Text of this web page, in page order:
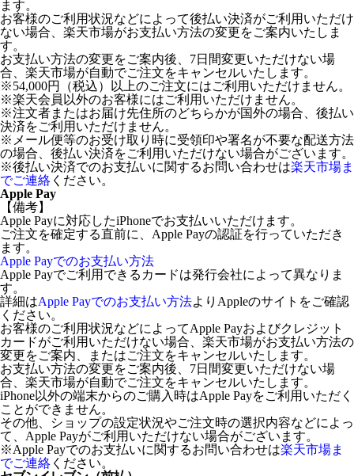
ます。
お客様のご利用状況などによって後払い決済がご利用いただけ
ない場合、楽天市場がお支払い方法の変更をご案内いたしま
す。
お支払い方法の変更をご案内後、7日間変更いただけない場
合、楽天市場が自動でご注文をキャンセルいたします。
※54,000円（税込）以上のご注文にはご利用いただけません。
※楽天会員以外のお客様にはご利用いただけません。
※注文者またはお届け先住所のどちらかが国外の場合、後払い
決済をご利用いただけません。
※メール便等のお受け取り時に受領印や署名が不要な配送方法
の場合、後払い決済をご利用いただけない場合がございます。
※後払い決済でのお支払いに関するお問い合わせは楽天市場ま
でご連絡 ください。
Apple Pay
【備考】
Apple Payに対応したiPhoneでお支払いいただけます。
ご注文を確定する直前に、Apple Payの認証を行っていただき
ます。
Apple Payでのお支払い方法
Apple Payでご利用できるカードは発行会社によって異なりま
す。
詳細はApple Payでのお支払い方法よりAppleのサイトをご確認
ください。
お客様のご利用状況などによってApple Payおよびクレジット
カードがご利用いただけない場合、楽天市場がお支払い方法の
変更をご案内、またはご注文をキャンセルいたします。
お支払い方法の変更をご案内後、7日間変更いただけない場
合、楽天市場が自動でご注文をキャンセルいたします。
iPhone以外の端末からのご購入時はApple Payをご利用いただく
ことができません。
その他、ショップの設定状況やご注文時の選択内容などによっ
て、Apple Payがご利用いただけない場合がございます。
※Apple Payでのお支払いに関するお問い合わせは楽天市場ま
でご連絡 ください。